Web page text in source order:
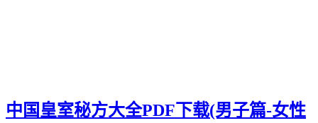
中国皇室秘方大全PDF下载(男子篇-女性